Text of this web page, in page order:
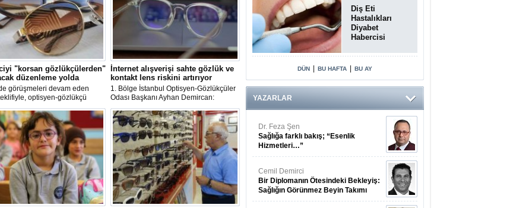
"korsan gözlükçülerden"
düzenleme yolda
görüşmeleri devam eden
optisyen-gözlükçü
faaliyette bulunmalarına
düzenlenirken, sektör, bu
korsan optisyenlerin
bekliyor.
İnternet alışverişi sahte gözlük ve
kontakt lens riskini artırıyor
1. Bölge İstanbul Optisyen-Gözlükçüler
Odası Başkanı Ayhan Demircan:
Diş Eti
Hastalıkları
Diyabet
Habercisi
Sağlığı Ve
Şeker
Yönlü Bağ
DÜN BU HAFTA BU AY
YAZARLAR
Dr. Feza Şen
Sağlığa farklı bakış; “Esenlik
Hizmetleri…”
Cemil Demirci
Bir Diplomanın Ötesindeki Bekleyiş:
Sağlığın Görünmez Beyin Takımı